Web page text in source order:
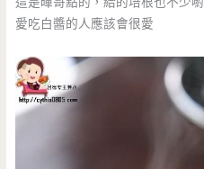
愛吃白醬的人應該會很愛